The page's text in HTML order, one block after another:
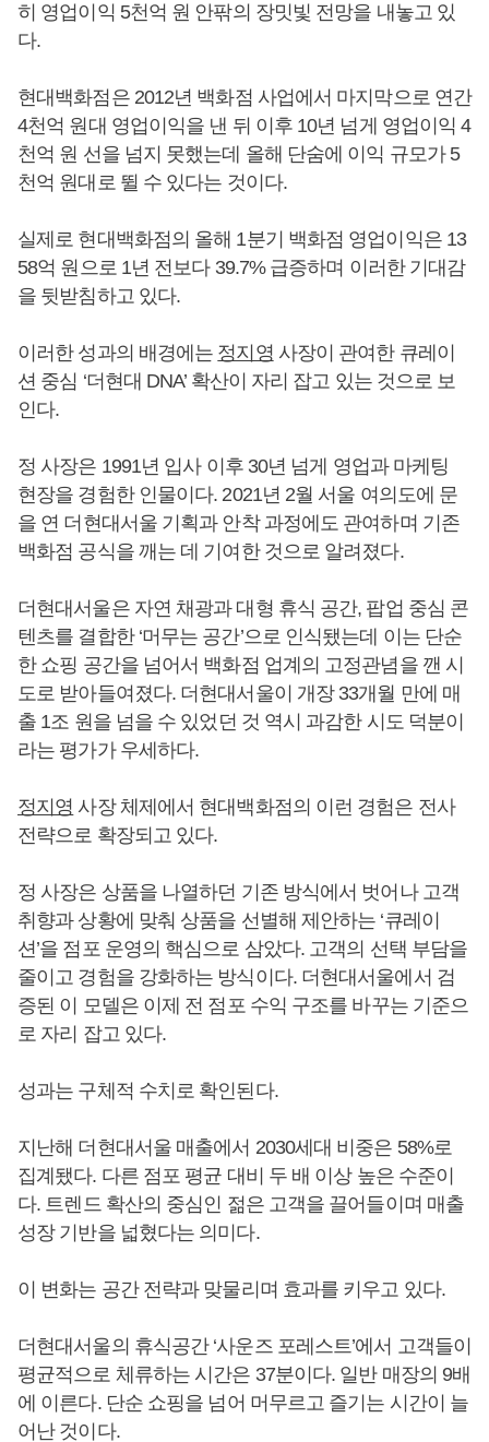
히 영업이익 5천억 원 안팎의 장밋빛 전망을 내놓고 있
다.
현대백화점은 2012년 백화점 사업에서 마지막으로 연간
4천억 원대 영업이익을 낸 뒤 이후 10년 넘게 영업이익 4
천억 원 선을 넘지 못했는데 올해 단숨에 이익 규모가 5
천억 원대로 뛸 수 있다는 것이다.
실제로 현대백화점의 올해 1분기 백화점 영업이익은 13
58억 원으로 1년 전보다 39.7% 급증하며 이러한 기대감
을 뒷받침하고 있다.
이러한 성과의 배경에는 정지영 사장이 관여한 큐레이
션 중심 ‘더현대 DNA’ 확산이 자리 잡고 있는 것으로 보
인다.
정 사장은 1991년 입사 이후 30년 넘게 영업과 마케팅
현장을 경험한 인물이다. 2021년 2월 서울 여의도에 문
을 연 더현대서울 기획과 안착 과정에도 관여하며 기존
백화점 공식을 깨는 데 기여한 것으로 알려졌다.
더현대서울은 자연 채광과 대형 휴식 공간, 팝업 중심 콘
텐츠를 결합한 ‘머무는 공간’으로 인식됐는데 이는 단순
한 쇼핑 공간을 넘어서 백화점 업계의 고정관념을 깬 시
도로 받아들여졌다. 더현대서울이 개장 33개월 만에 매
출 1조 원을 넘을 수 있었던 것 역시 과감한 시도 덕분이
라는 평가가 우세하다.
정지영 사장 체제에서 현대백화점의 이런 경험은 전사
전략으로 확장되고 있다.
정 사장은 상품을 나열하던 기존 방식에서 벗어나 고객
취향과 상황에 맞춰 상품을 선별해 제안하는 ‘큐레이
션’을 점포 운영의 핵심으로 삼았다. 고객의 선택 부담을
줄이고 경험을 강화하는 방식이다. 더현대서울에서 검
증된 이 모델은 이제 전 점포 수익 구조를 바꾸는 기준으
로 자리 잡고 있다.
성과는 구체적 수치로 확인된다.
지난해 더현대서울 매출에서 2030세대 비중은 58%로
집계됐다. 다른 점포 평균 대비 두 배 이상 높은 수준이
다. 트렌드 확산의 중심인 젊은 고객을 끌어들이며 매출
성장 기반을 넓혔다는 의미다.
이 변화는 공간 전략과 맞물리며 효과를 키우고 있다.
더현대서울의 휴식공간 ‘사운즈 포레스트’에서 고객들이
평균적으로 체류하는 시간은 37분이다. 일반 매장의 9배
에 이른다. 단순 쇼핑을 넘어 머무르고 즐기는 시간이 늘
어난 것이다.